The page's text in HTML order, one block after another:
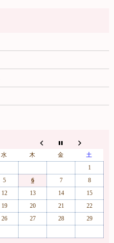
水 木 金
土
1
5 6 7
8
12 13 14
15
19 20 21
22
26 27 28
29